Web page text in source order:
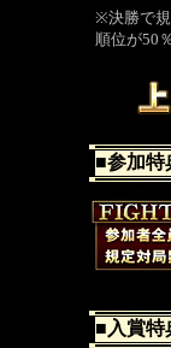
※決勝で
順位が50
■参加特
■入賞特